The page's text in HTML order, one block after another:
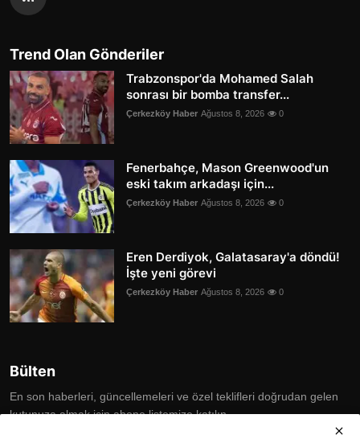
Trend Olan Gönderiler
Trabzonspor'da Mohamed Salah
sonrası bir bomba transfer...
Çerkezköy Haber Ağustos 8, 2026 0
Fenerbahçe, Mason Greenwood'un
eski takım arkadaşı için...
Çerkezköy Haber Ağustos 8, 2026 0
Eren Derdiyok, Galatasaray'a döndü!
İşte yeni görevi
Çerkezköy Haber Ağustos 8, 2026 0
Bülten
En son haberleri, güncellemeleri ve özel teklifleri doğrudan gelen
kutunuza almak için abone listemize katılın